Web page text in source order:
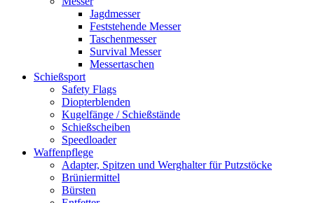
Jagdmesser
Feststehende Messer
Taschenmesser
Survival Messer
Messertaschen
Schießsport
Safety Flags
Diopterblenden
Kugelfänge / Schießstände
Schießscheiben
Speedloader
Waffenpflege
Adapter, Spitzen und Werghalter für Putzstöcke
Brüniermittel
Bürsten